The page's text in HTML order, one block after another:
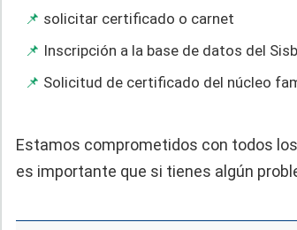
solicitar certificado o carnet
Inscripción a la base de datos del
Solicitud de certificado del núcleo
Estamos comprometidos con todos
es importante que si tienes algún